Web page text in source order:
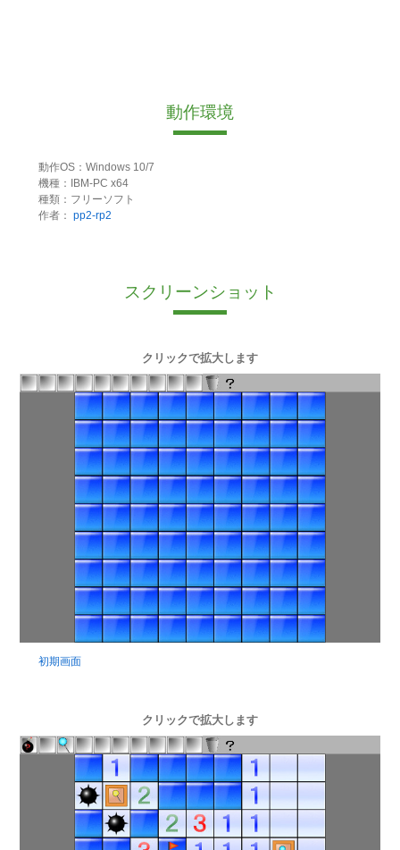
動作環境
動作OS：Windows 10/7
機種：IBM-PC x64
種類：フリーソフト
作者： pp2-rp2
スクリーンショット
クリックで拡大します
初期画面
クリックで拡大します